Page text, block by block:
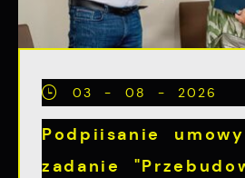
03 - 08 - 2026
Podpiisanie
zadanie